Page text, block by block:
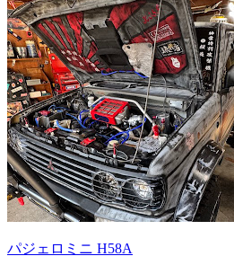
パジェロミニ H58A